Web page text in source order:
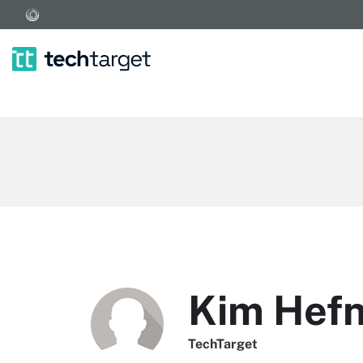
Kim
TechTarget